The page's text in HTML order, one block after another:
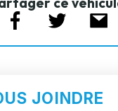
JOINDRE